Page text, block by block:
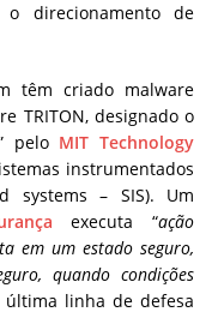
direcionamento de
têm criado malware
TRITON, designado o
pelo MIT Technology
instrumentados
systems – SIS). Um
executa “ação
em um estado seguro,
quando condições
última linha de defesa